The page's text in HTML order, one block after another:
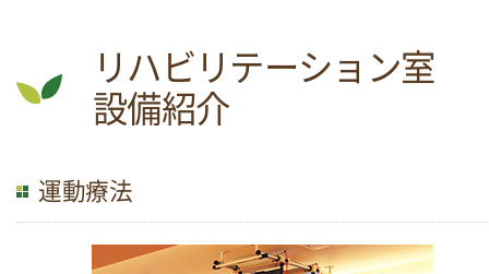
リハビリテーション室
設備紹介
運動療法